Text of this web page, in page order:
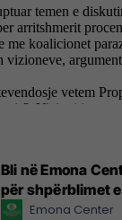
Bli në Emona
për shpërblimet
Emona Center